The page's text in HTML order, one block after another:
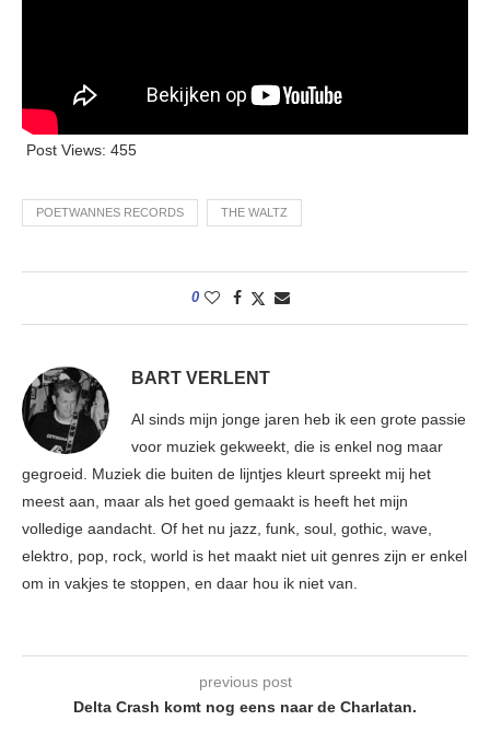
Post Views: 455
POETWANNES RECORDS THE WALTZ
0
BART VERLENT
Al sinds mijn jonge jaren heb ik een grote passie
voor muziek gekweekt, die is enkel nog maar
gegroeid. Muziek die buiten de lijntjes kleurt spreekt mij het
meest aan, maar als het goed gemaakt is heeft het mijn
volledige aandacht. Of het nu jazz, funk, soul, gothic, wave,
elektro, pop, rock, world is het maakt niet uit genres zijn er enkel
om in vakjes te stoppen, en daar hou ik niet van.
previous post
Delta Crash komt nog eens naar de Charlatan.